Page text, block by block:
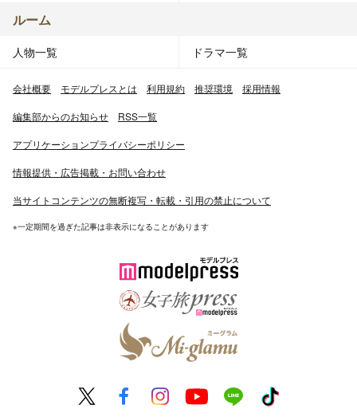
ルーム
人物一覧 ドラマ一覧
会社概要 モデルプレスとは 利用規約 推奨環境 採用情報
編集部からのお知らせ RSS一覧
アプリケーションプライバシーポリシー
情報提供・広告掲載・お問い合わせ
当サイトコンテンツの無断複写・転載・引用の禁止について
※一定期間を過ぎた記事は非表示になることがあります